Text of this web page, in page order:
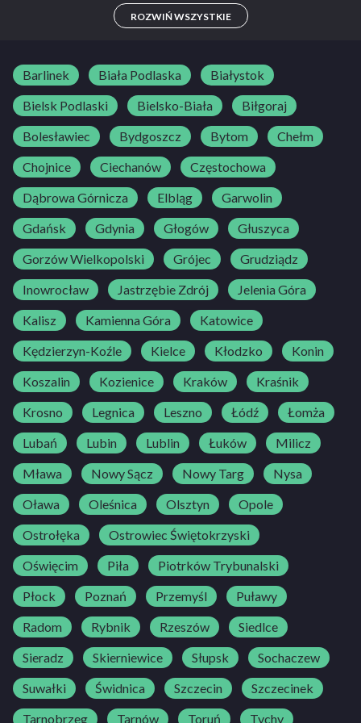
ROZWIŃ WSZYSTKIE
Barlinek Biała Podlaska
Białystok
Bielsk Podlaski
Bielsko-Biała
Biłgoraj
Bolesławiec
Bydgoszcz Bytom
Chełm
Chojnice
Ciechanów
Częstochowa
Dąbrowa Górnicza
Elbląg
Garwolin
Gdańsk
Gdynia Głogów
Głuszyca
Gorzów Wielkopolski
Grójec
Grudziądz
Inowrocław
Jastrzębie Zdrój
Jelenia Góra
Kalisz
Kamienna Góra
Katowice
Kędzierzyn-Koźle
Kielce Kłodzko
Konin
Koszalin
Kozienice Kraków
Kraśnik
Krosno
Legnica Leszno Łódź
Łomża
Lubań
Lubin Lublin Łuków
Milicz
Mława
Nowy Sącz Nowy Targ
Nysa
Oława
Oleśnica Olsztyn
Opole
Ostrołęka
Ostrowiec Świętokrzyski
Oświęcim
Piła
Piotrków Trybunalski
Płock
Poznań Przemyśl
Puławy
Radom
Rybnik Rzeszów
Siedlce
Sieradz
Skierniewice Słupsk
Sochaczew
Suwałki
Świdnica Szczecin
Szczecinek
Tarnobrzeg
Tarnów Toruń Tychy